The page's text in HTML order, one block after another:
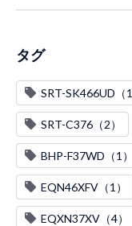
タグ
SRT-SK466UD（1
SRT-C376（2）
BHP-F37WD（1）
EQN46XFV（1）
EQXN37XV（4）